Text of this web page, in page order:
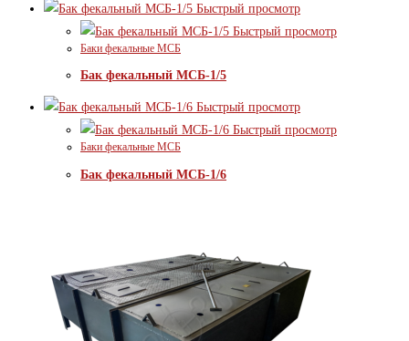
Быстрый просмотр
Быстрый просмотр
Баки фекальные МСБ
Бак фекальный МСБ-1/5
Быстрый просмотр
Быстрый просмотр
Баки фекальные МСБ
Бак фекальный МСБ-1/6